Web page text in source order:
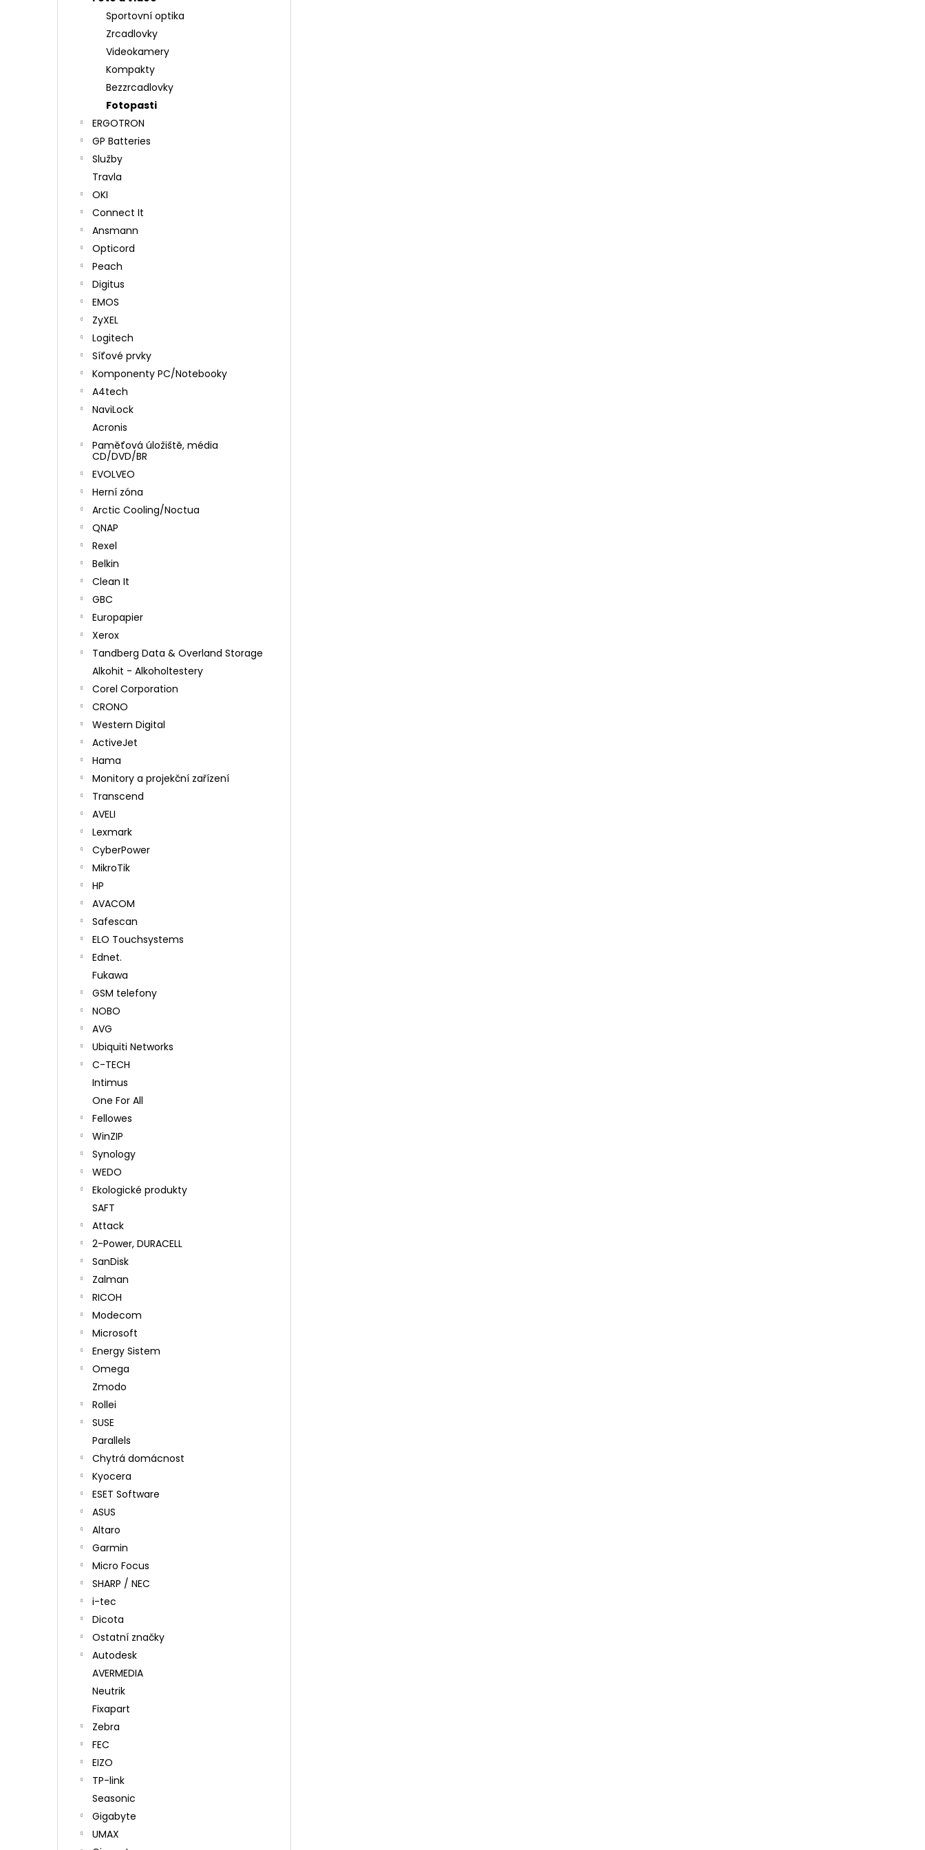
Sportovní optika
Zrcadlovky
Videokamery
Kompakty
Bezzrcadlovky
Fotopasti
ERGOTRON
GP Batteries
Služby
Travla
OKI
Connect It
Ansmann
Opticord
Peach
Digitus
EMOS
ZyXEL
Logitech
Síťové prvky
Komponenty PC/Notebooky
A4tech
NaviLock
Acronis
Paměťová úložiště, média
CD/DVD/BR
EVOLVEO
Herní zóna
Arctic Cooling/Noctua
QNAP
Rexel
Belkin
Clean It
GBC
Europapier
Xerox
Tandberg Data & Overland Storage
Alkohit - Alkoholtestery
Corel Corporation
CRONO
Western Digital
ActiveJet
Hama
Monitory a projekční zařízení
Transcend
AVELI
Lexmark
CyberPower
MikroTik
HP
AVACOM
Safescan
ELO Touchsystems
Ednet.
Fukawa
GSM telefony
NOBO
AVG
Ubiquiti Networks
C-TECH
Intimus
One For All
Fellowes
WinZIP
Synology
WEDO
Ekologické produkty
SAFT
Attack
2-Power, DURACELL
SanDisk
Zalman
RICOH
Modecom
Microsoft
Energy Sistem
Omega
Zmodo
Rollei
SUSE
Parallels
Chytrá domácnost
Kyocera
ESET Software
ASUS
Altaro
Garmin
Micro Focus
SHARP / NEC
i-tec
Dicota
Ostatní značky
Autodesk
AVERMEDIA
Neutrik
Fixapart
Zebra
FEC
EIZO
TP-link
Seasonic
Gigabyte
UMAX